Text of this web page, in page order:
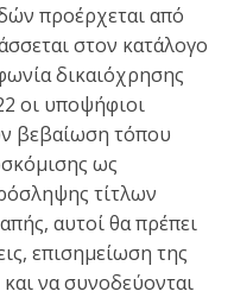
προέρχεται από
στον κατάλογο
δικαιόχρησης
οι υποψήφιοι
βεβαίωση τόπου
ως
τίτλων
αυτοί θα πρέπει
επισημείωση της
να συνοδεύονται